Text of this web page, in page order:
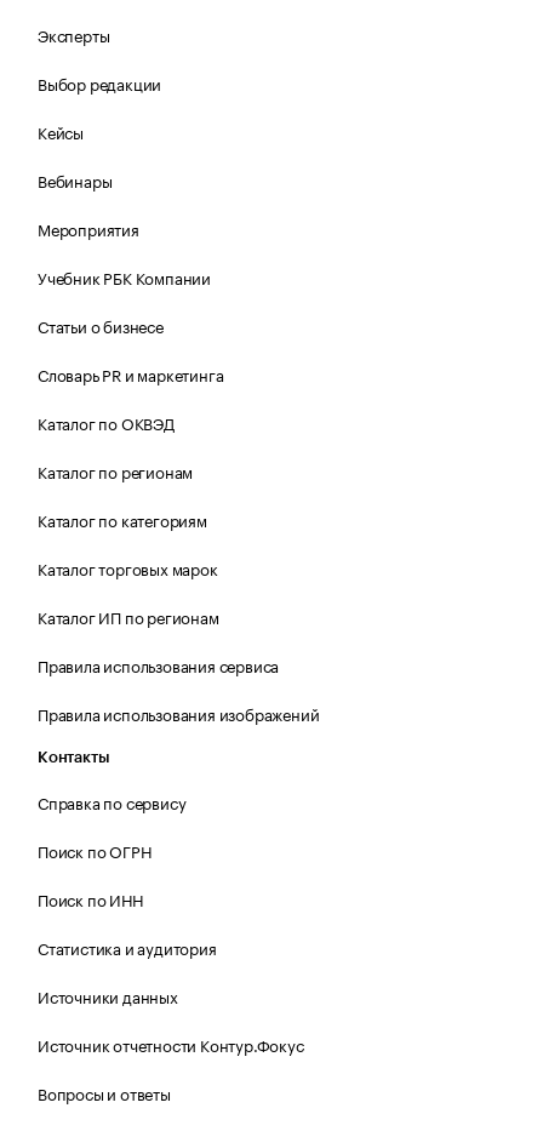
Эксперты
Выбор редакции
Кейсы
Вебинары
Мероприятия
Учебник РБК Компании
Статьи о бизнесе
Словарь PR и маркетинга
Каталог по ОКВЭД
Каталог по регионам
Каталог по категориям
Каталог торговых марок
Каталог ИП по регионам
Правила использования сервиса
Правила использования изображений
Контакты
Справка по сервису
Поиск по ОГРН
Поиск по ИНН
Статистика и аудитория
Источники данных
Источник отчетности Контур.Фокус
Вопросы и ответы